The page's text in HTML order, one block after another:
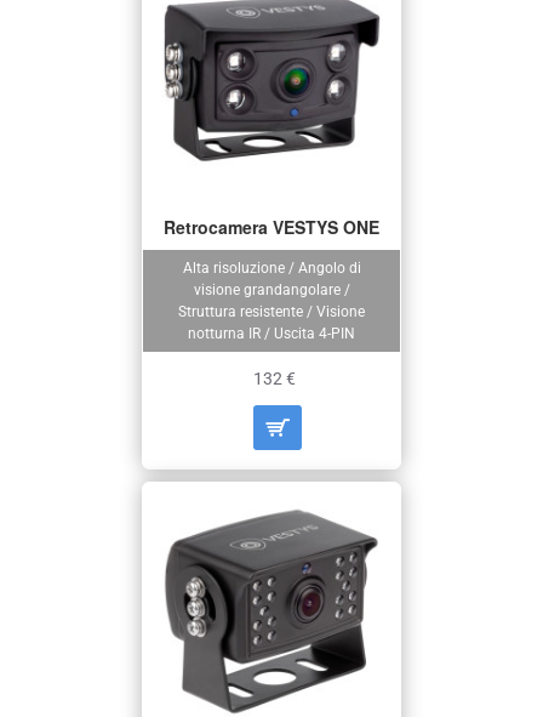
Alta risoluzione / Angolo di
visione grandangolare /
Struttura resistente / Visione
notturna IR / Uscita 4-PIN
Retrocamera VESTYS ONE
132 €